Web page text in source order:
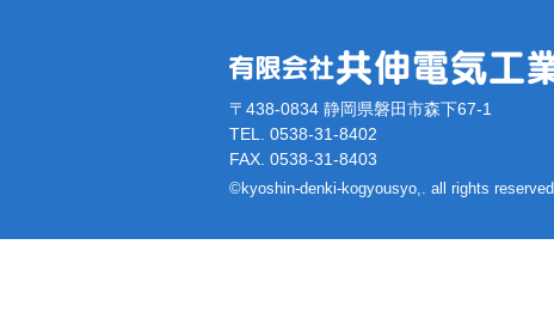
〒438-0834 静岡県磐田市森下67-1
TEL. 0538-31-8402
FAX. 0538-31-8403
©kyoshin-denki-kogyousyo,. all rights reserved.